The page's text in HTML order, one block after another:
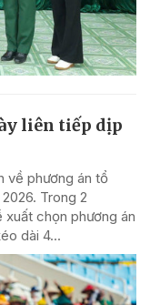
liên tiếp dịp
về phương án tổ
Trong 2
chọn phương án
dài 4...